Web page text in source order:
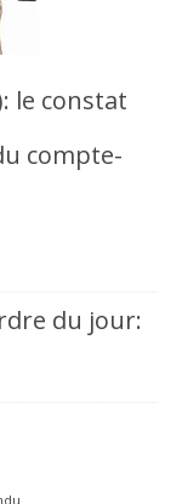
le constat
compte-
du jour: